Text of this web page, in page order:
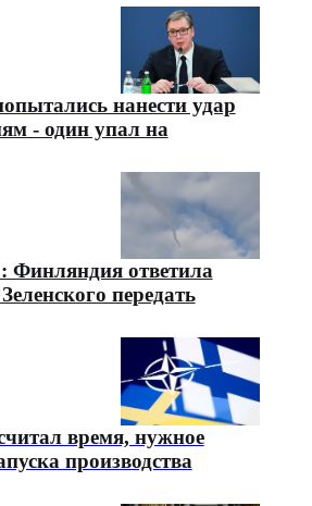
нанести удар
- один упал на
Финляндия ответила
передать
время, нужное
производства